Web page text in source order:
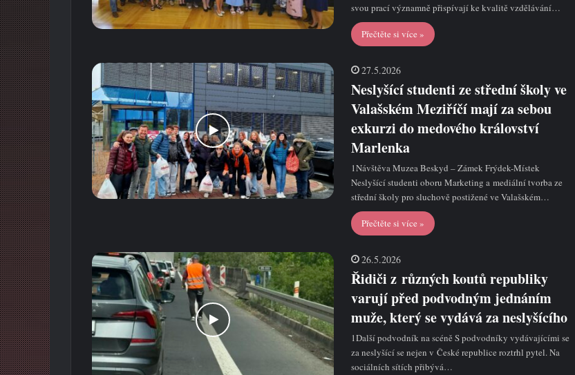
svou prací významně přispívají ke kvalitě vzdělávání…
Přečtěte si více »
27.5.2026
Neslyšící studenti ze střední školy ve
Valašském Meziříčí mají za sebou
exkurzi do medového království
Marlenka
1Návštěva Muzea Beskyd – Zámek Frýdek-Místek
Neslyšící studenti oboru Marketing a mediální tvorba ze
střední školy pro sluchově postižené ve Valašském…
Přečtěte si více »
26.5.2026
Řidiči z různých koutů republiky
varují před podvodným jednáním
muže, který se vydává za neslyšícího
1Další podvodník na scéně S podvodníky vydávajícími se
za neslyšící se nejen v České republice roztrhl pytel. Na
sociálních sítích přibývá…